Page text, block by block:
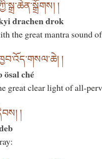
།
drachen drok
the great mantra sound
།
ché
great clear light of all-
།